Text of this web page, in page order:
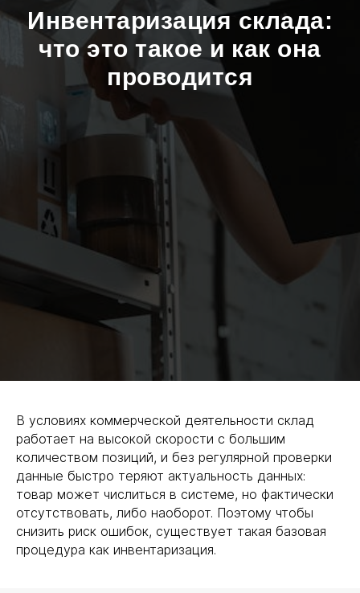
Инвентаризация склада:
что это такое и как она
проводится
В условиях коммерческой деятельности склад
работает на высокой скорости с большим
количеством позиций, и без регулярной проверки
данные быстро теряют актуальность данных:
товар может числиться в системе, но фактически
отсутствовать, либо наоборот. Поэтому чтобы
снизить риск ошибок, существует такая базовая
процедура как инвентаризация.